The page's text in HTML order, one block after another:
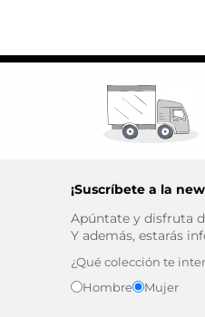
¡Suscríbete a la
Apúntate y disfruta
Y además, estarás
¿Qué colección te
Hombre
Mujer